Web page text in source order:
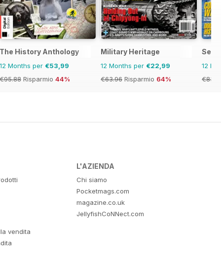
The History Anthology
12 Months per €53,99
€95.88 Risparmio 44%
Military Heritage
12 Months per €22,99
€63.96 Risparmio 64%
Sea
12
vendita
L'AZIENDA
Chi siamo
Pocketmags.com
magazine.co.uk
JellyfishCoNNect.com